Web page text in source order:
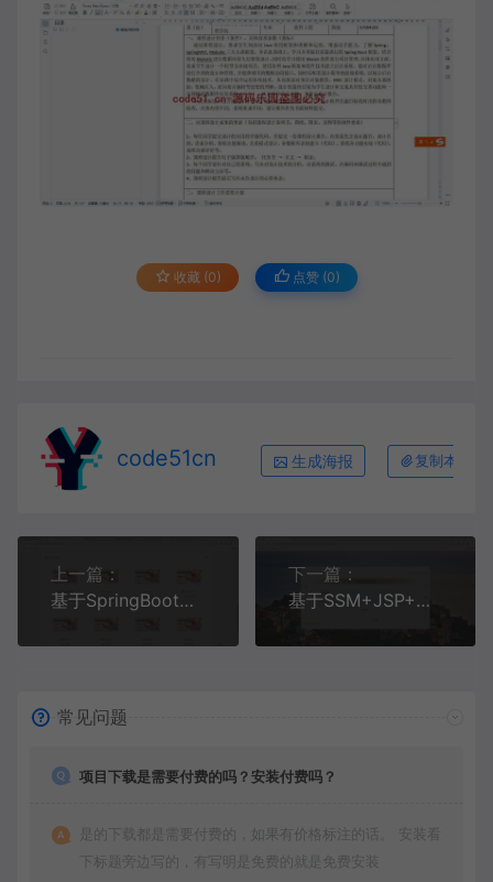
收藏 (0) 点赞 (0)
code51cn 生成海报 复制本文链
上一篇：
基于SpringBoot+MySQL+Vue的在线药店药品商城系统
下一篇：
基于SSM+JSP+MySQL的研究生线下复试考试系统
常见问题
项目下载是需要付费的吗？安装付费吗？
是的下载都是需要付费的，如果有价格标注的话。 安装看
下标题旁边写的，有写明是免费的就是免费安装